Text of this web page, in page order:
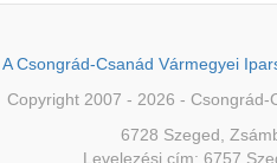
A Csongrád-Csanád Vármegyei
Copyright 2007 - 2026 -
6728 Szeged,
Levelezési cím: 6757